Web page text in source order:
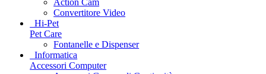
Action Cam
Convertitore Video
Hi-Pet
Pet Care
Fontanelle e Dispenser
Informatica
Accessori Computer